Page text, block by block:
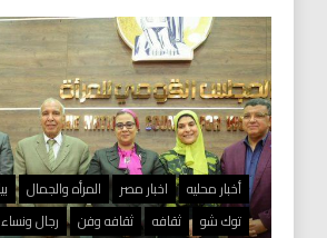
أخبار محليه اخبار مصر المرأه والجمال
توك شو
ثقافه ثقافه وفن رجال ونساء